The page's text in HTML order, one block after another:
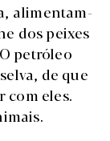
alimentam-
dos peixes
petróleo
de que
com eles.